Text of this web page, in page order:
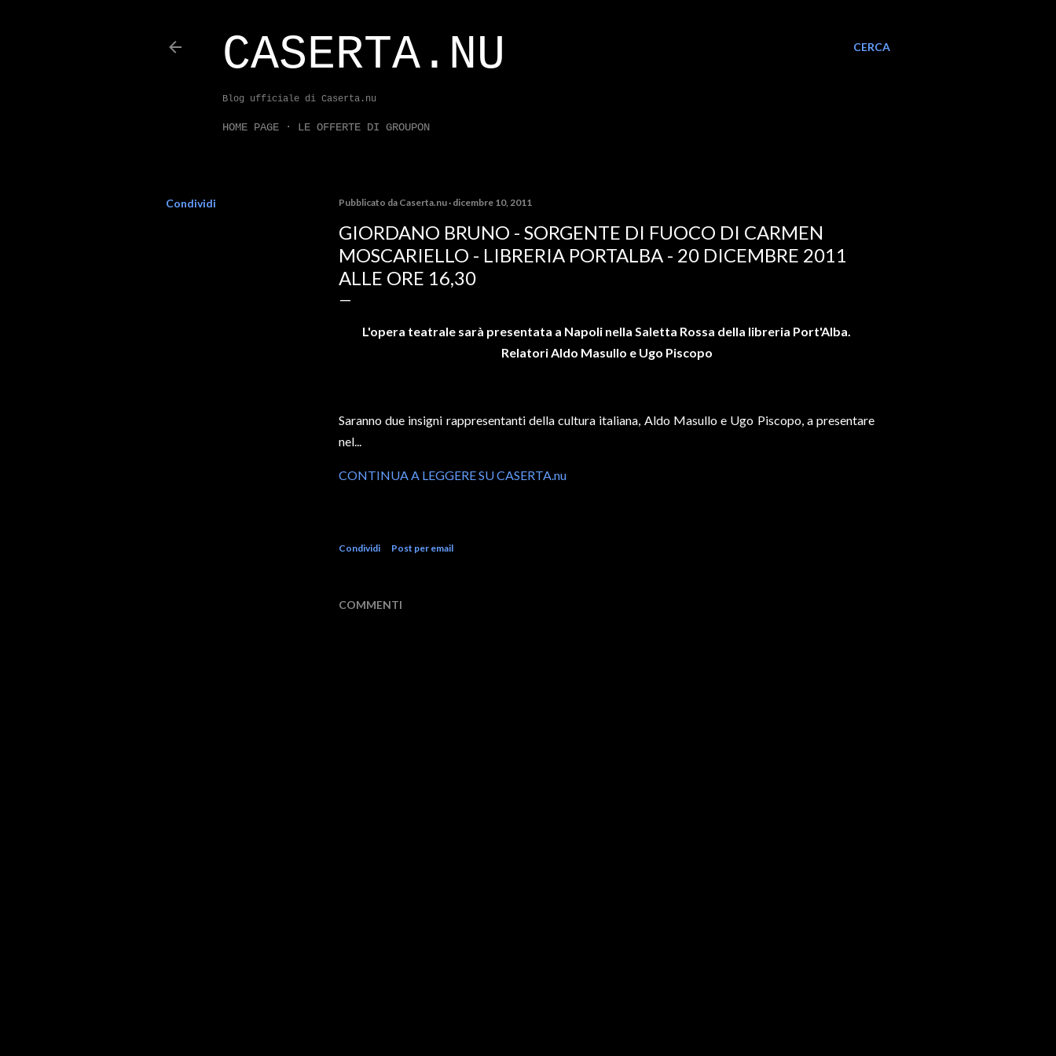
CERCA
CASERTA.NU
Blog ufficiale di Caserta.nu
HOME PAGE LE OFFERTE DI GROUPON
Condividi Pubblicato da Caserta.nu dicembre 10, 2011
GIORDANO BRUNO - SORGENTE DI FUOCO DI CARMEN
MOSCARIELLO - LIBRERIA PORTALBA - 20 DICEMBRE 2011
ALLE ORE 16,30
L'opera teatrale sarà presentata a Napoli nella Saletta Rossa della libreria Port'Alba.
Relatori Aldo Masullo e Ugo Piscopo
Saranno due insigni rappresentanti della cultura italiana, Aldo Masullo e Ugo Piscopo, a presentare
nel...
CONTINUA A LEGGERE SU CASERTA.nu
Condividi Post per email
COMMENTI